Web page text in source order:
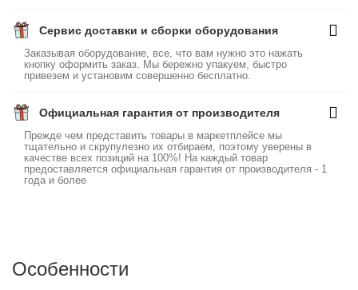
Сервис доставки и сборки оборудования
Заказывая оборудование, все, что вам нужно это нажать
кнопку оформить заказ. Мы бережно упакуем, быстро
привезем и установим совершенно бесплатно.
Официальная гарантия от производителя
Прежде чем представить товары в маркетплейсе мы
тщательно и скрупулезно их отбираем, поэтому уверены в
качестве всех позиций на 100%! На каждый товар
предоставляется официальная гарантия от производителя - 1
года и более
Особенности